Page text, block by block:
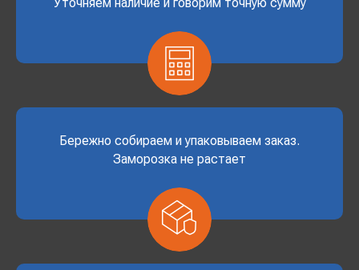
Бережно собираем и упаковываем заказ.
Заморозка не растает